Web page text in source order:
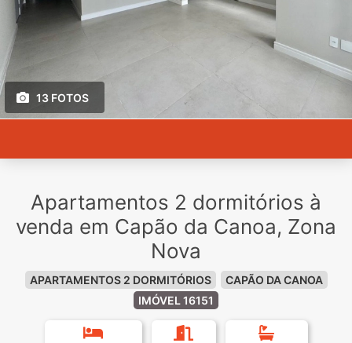
13 FOTOS
Apartamentos 2 dormitórios à
venda em Capão da Canoa, Zona
Nova
APARTAMENTOS 2 DORMITÓRIOS
CAPÃO DA CANOA
IMÓVEL 16151